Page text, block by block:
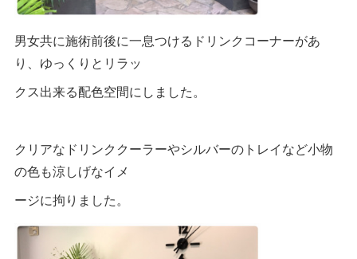
男女共に施術前後に一息つけるドリンクコーナーがあ
り、ゆっくりとリラッ
クス出来る配色空間にしました。
クリアなドリンククーラーやシルバーのトレイなど小物
の色も涼しげなイメ
ージに拘りました。